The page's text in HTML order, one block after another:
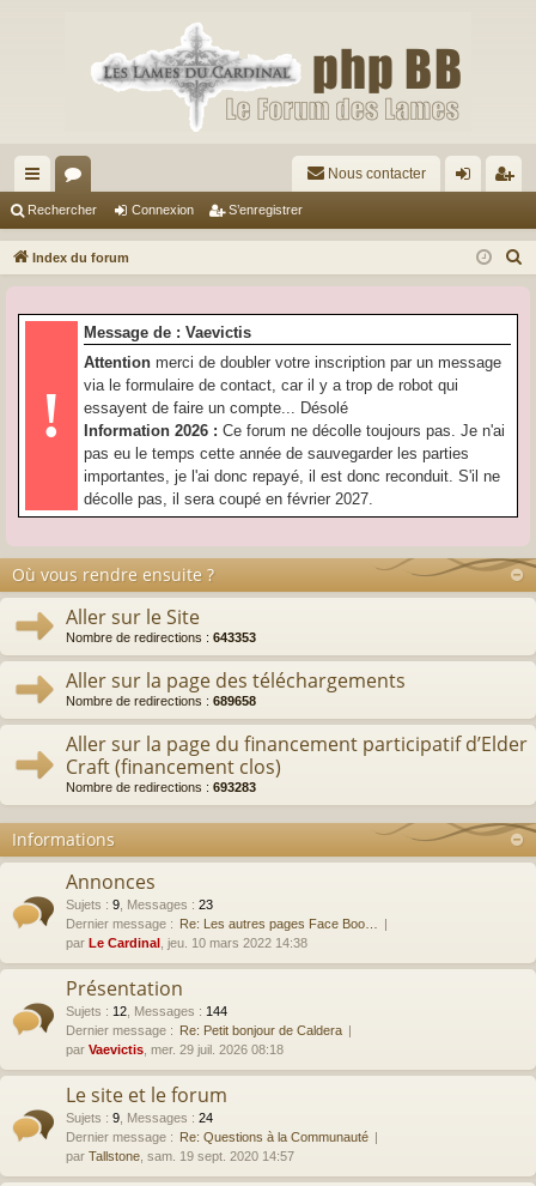
cc
ès
pi
or
u
s
Nous contacter
ne
on
nr
ist
Rechercher Connexion S’enregistrer
Index du forum
!
Message de : Vaevictis
Attention merci de doubler votre inscription par un message
via le formulaire de contact, car il y a trop de robot qui
essayent de faire un compte... Désolé
Information 2026 : Ce forum ne décolle toujours pas. Je n'ai
pas eu le temps cette année de sauvegarder les parties
importantes, je l'ai donc repayé, il est donc reconduit. S'il ne
décolle pas, il sera coupé en février 2027.
Où vous rendre ensuite ?
Aller sur le Site
Nombre de redirections : 643353
Aller sur la page des téléchargements
Nombre de redirections : 689658
Aller sur la page du financement participatif d’Elder
Craft (financement clos)
Nombre de redirections : 693283
Informations
Annonces
Sujets : 9 Messages : 23
Dernier message : Re: Les autres pages Face Boo…
par Le Cardinal , jeu. 10 mars 2022 14:38
Présentation
Sujets : 12 Messages : 144
Dernier message : Re: Petit bonjour de Caldera
par Vaevictis , mer. 29 juil. 2026 08:18
Le site et le forum
Sujets : 9 Messages : 24
Dernier message : Re: Questions à la Communauté
par Tallstone , sam. 19 sept. 2020 14:57